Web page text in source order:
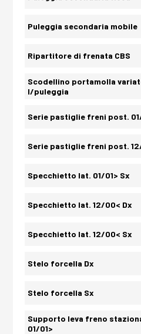
Puleggia secondaria mobile
Ripartitore di frenata CBS
Scodellino portamolla
l/puleggia
Serie pastiglie freni post.
Serie pastiglie freni post.
Specchietto lat. 01/01> Sx
Specchietto lat. 12/00< Dx
Specchietto lat. 12/00< Sx
Stelo forcella Dx
Stelo forcella Sx
Supporto leva freno
01/01>